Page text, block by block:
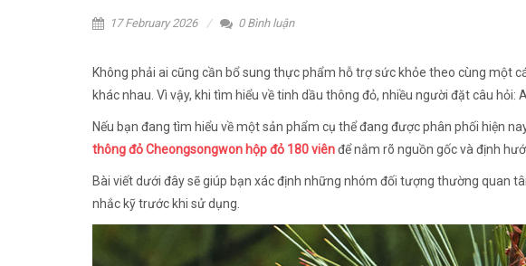
17 February 2026 0 Bình luận
Không phải ai cũng cần bổ sung thực phẩm hỗ trợ sức khỏe theo cùng một
khác nhau. Vì vậy, khi tìm hiểu về tinh dầu thông đỏ, nhiều người đặt câu
Nếu bạn đang tìm hiểu về một sản phẩm cụ thể đang được phân phối hiện
thông đỏ Cheongsongwon hộp đỏ 180 viênđể nắm rõ nguồn gốc và định
Bài viết dưới đây sẽ giúp bạn xác định những nhóm đối tượng thường quan
nhắc kỹ trước khi sử dụng.